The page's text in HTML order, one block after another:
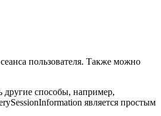
пользователя. Также можно
другие способы, например,
является простым